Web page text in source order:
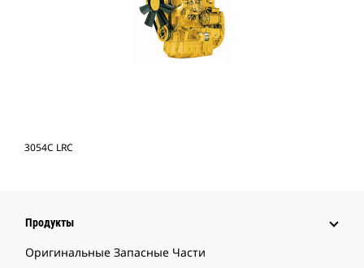
3054C LRC
Продукты
Оригинальные Запасные Части